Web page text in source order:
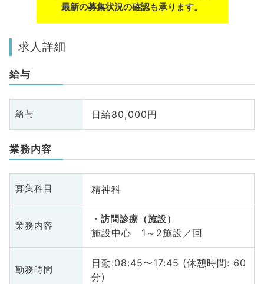
最新の募集状況の確認も承ります。
求人詳細
給与
給与 日給80,000円
業務内容
募集科目 精神科
業務内容
訪問診療（施設）
施設中心 1～2施設／回
勤務時間
日勤:08:45〜17:45 (休憩時間: 60
分)